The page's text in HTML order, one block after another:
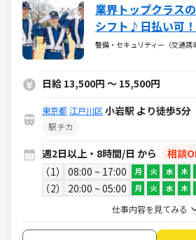
業界トップクラス
シフト♪日払い可
歓迎
警備・セキュリティー（交通誘
日給 13,500円 ～ 15,500円
東京都 江戸川区 小岩駅 より徒歩5分
駅チカ
週2日以上・8時間/日 から
相談
1
08:00 ~ 17:00 月 火 水 木
2 20:00 ~ 05:00 月 火 水 木
仕事内容を見てみる